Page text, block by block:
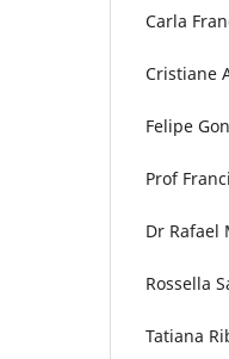
Carla
Cristiane
Felipe
Prof
Dr Rafael
Rossella
Tatiana